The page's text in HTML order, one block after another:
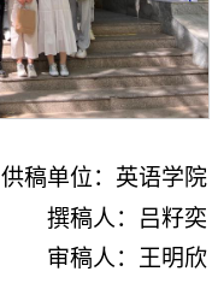
供稿单位：英语学院
撰稿人：吕籽奕
审稿人：王明欣